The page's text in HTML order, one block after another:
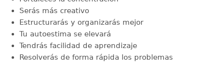
Serás más creativo
Estructurarás y organizarás mejor
Tu autoestima se elevará
Tendrás facilidad de aprendizaje
Resolverás de forma rápida los problemas